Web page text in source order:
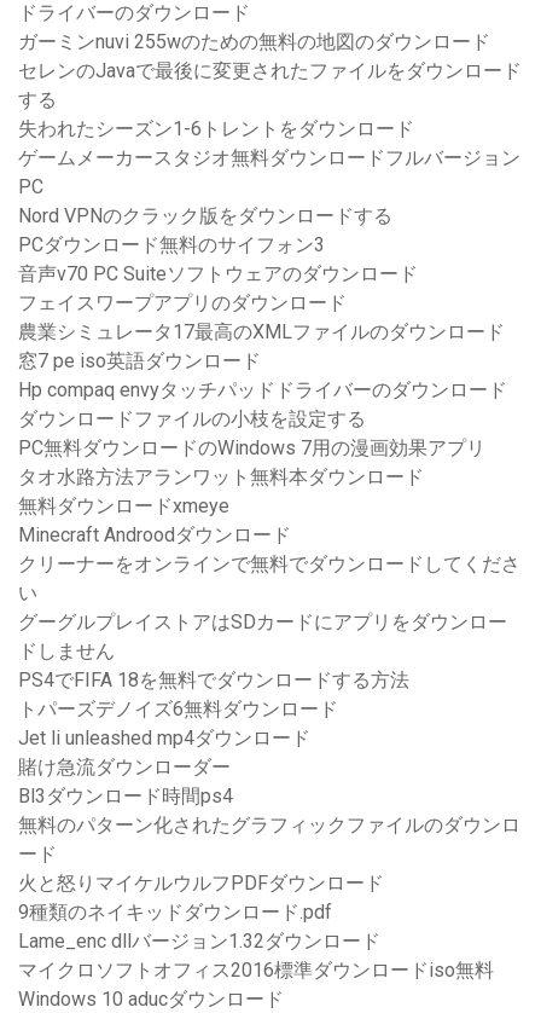
ドライバーのダウンロード
ガーミンnuvi 255wのための無料の地図のダウンロード
セレンのJavaで最後に変更されたファイルをダウンロード
する
失われたシーズン1-6トレントをダウンロード
ゲームメーカースタジオ無料ダウンロードフルバージョン
PC
Nord VPNのクラック版をダウンロードする
PCダウンロード無料のサイフォン3
音声v70 PC Suiteソフトウェアのダウンロード
フェイスワープアプリのダウンロード
農業シミュレータ17最高のXMLファイルのダウンロード
窓7 pe iso英語ダウンロード
Hp compaq envyタッチパッドドライバーのダウンロード
ダウンロードファイルの小枝を設定する
PC無料ダウンロードのWindows 7用の漫画効果アプリ
タオ水路方法アランワット無料本ダウンロード
無料ダウンロードxmeye
Minecraft Androodダウンロード
クリーナーをオンラインで無料でダウンロードしてくださ
い
グーグルプレイストアはSDカードにアプリをダウンロー
ドしません
PS4でFIFA 18を無料でダウンロードする方法
トパーズデノイズ6無料ダウンロード
Jet li unleashed mp4ダウンロード
賭け急流ダウンローダー
Bl3ダウンロード時間ps4
無料のパターン化されたグラフィックファイルのダウンロ
ード
火と怒りマイケルウルフPDFダウンロード
9種類のネイキッドダウンロード.pdf
Lame_enc dllバージョン1.32ダウンロード
マイクロソフトオフィス2016標準ダウンロードiso無料
Windows 10 aducダウンロード